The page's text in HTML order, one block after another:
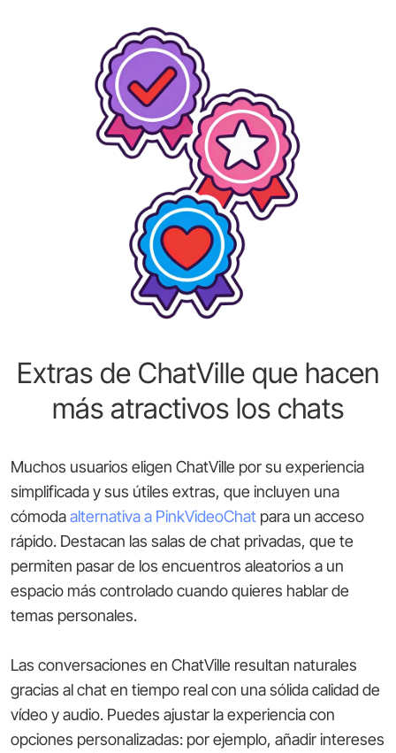
Extras de ChatVille que hacen
más atractivos los chats
Muchos usuarios eligen ChatVille por su experiencia
simplificada y sus útiles extras, que incluyen una
cómodaalternativa a PinkVideoChat para un acceso
rápido. Destacan las salas de chat privadas, que te
permiten pasar de los encuentros aleatorios a un
espacio más controlado cuando quieres hablar de
temas personales.
Las conversaciones en ChatVille resultan naturales
gracias al chat en tiempo real con una sólida calidad de
vídeo y audio. Puedes ajustar la experiencia con
opciones personalizadas: por ejemplo, añadir intereses